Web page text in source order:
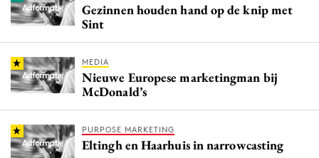
Gezinnen houden hand op de knip met
Sint
MEDIA
Nieuwe Europese marketingman bij
McDonald’s
PURPOSE MARKETING
Eltingh en Haarhuis in narrowcasting